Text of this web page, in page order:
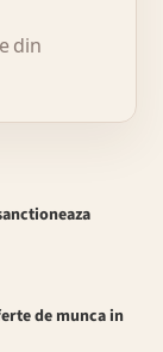
din
de munca in